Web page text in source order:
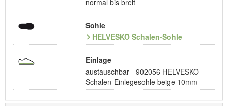
Sohle
HELVESKO Schalen-Sohle
Einlage
austauschbar - 902056 HELVESKO
Schalen-Einlegesohle beige 10mm